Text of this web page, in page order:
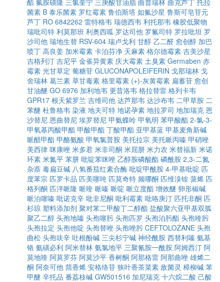
酯 氟胺磺隆 三氯奎宁 三庚酸甘油脂 曲普瑞林 曲克芦丁 托拉
菌素 B 泰乐菌素 罗红霉素 鲁伯斯塔 如氟沙星 鲁斯可皂苷元
芦丁 RO 6842262 雷特格韦 瑞德西韦 利托那韦 橡胶低聚物
瑞吡司特 利莫那班 利奥西呱 罗达司他 罗氟司特 罗拉吡坦 罗
沙司他 瑞地生替 RSV-604 瑞卢戈利 甘醇 乙二醛 愈创醇 加巴
喷丁 高良姜 加米霉素 卡泊芬净 天麻素 格尔德霉素 吉美沙星
吉格列汀 吉尼平 金雀异黄素 庆大霉素 土臭素 Germaben 赤
霉素 光甘草定 葡糖苷 GLUCONAPOLEIFERIN 戈那瑞林 戈
舍瑞林 葛兰素 草甘毒素 格里霉素 (+)-灰黄霉素 扁蓄苷 愈创
甘油醚 GO 6976 加利地韦 更昔洛韦 格拉替雷 格列卡韦
GPR17 根天紫罗兰 吉维司他 达芦那韦 达沙布韦 二甲草胺 二
苯醚 杜鲁格韦 染液 地夫可特 地诺孕素 地拉罗司 地加瑞克 恩
沙替尼 恩曲替尼 埃罗替尼 甲氨蝶呤 甲氧明 苯甲酸酯 2-氯-3-
甲氧基丙酸甲酯 甲酸甲酯 丁酸甲酯 亚甲基蓝 甲基麦角新碱
哌醋甲酯 甲酪氨酸 甲氧氯普胺 美托拉宗 美托哌丙嗪 甲硝唑
美西律 咪康唑 米多君 米非司酮 米屈肼 米力农 米替福新 米诺
环素 米氮平 苯肼 吡啶苯咪唑 乙醇胺磷酸酯 磷酰胺 2,3-二氮
杂萘 毒扁豆碱 八氢番茄红素合酶 吡啶甲酰胺 4-甲基吡啶 匹
度苯宗 匹罗卡品 匹美噻吨 匹莫奇特 频哪酮 匹维溴铵 蒎烯 匹
格列酮 匹泮哌隆 哌喹 哌嗪 哌啶 哌立度酯 增效醚 卵形椒碱
哌泊噻嗪 吡诺克辛 吡非尼酮 吡利霉素 吡咯庚汀 匹托非酮 匹
杉琼 塑料添加剂 聚对苯二甲酸丁二醇酯 盐酸聚六亚甲基双胍
聚乙二醇 头孢地嗪 头孢噻肟 头孢匹罗 头孢泊肟酯 头孢喹肟
头孢拉定 头孢他啶 头孢替唑 头孢唑肟 CEFTOLOZANE 头孢
曲松 头孢呋辛 吐根酚碱 三尖杉宁碱 神经酰胺 西替利嗪 氨基
铬 氨磺必利 阿米替林 氨氯地平 三聚氰胺一酰胺 阿姆西汀 阿
莫地喹 阿莫罗芬 阿莫沙平 香树酮 阿那格雷 阿那曲唑 雄烯二
酮 阿奈可他 茴香烯 安格络苷 狭叶香茶菜素 敌菌灵 樟柳碱 苯
甲醚 辛托品 番荔枝碱 GW501516 加尼瑞克 十六烷二酸 己酸